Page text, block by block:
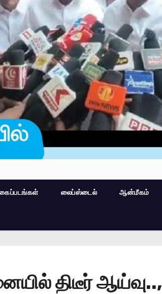
லைப்ஸ்டைல் ஆன்மீகம்
திடீர் ஆய்வு..,